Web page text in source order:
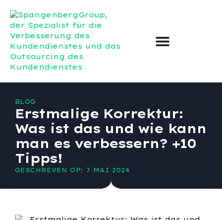
BLOG
Erstmalige Korrektur:
Was ist das und wie kann
man es verbessern? +10
Tipps!
GESCHREVEN OP: 7 MAI 2024